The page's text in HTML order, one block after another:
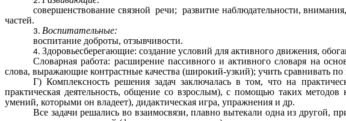
совершенствование связной речи; развитие наблюдательности,
частей.
Воспитательные:
воспитание доброты, отзывчивости.
Здоровьесберегающие: создание условий для активного движения,
Словарная работа: расширение пассивного и активного словаря на
слова, выражающие контрастные качества (широкий-узкий); учить сравнивать
Г) Комплексность решения задач заключалась в том, что на
практическая деятельность, общение со взрослым), с помощью таких
умений, которыми он владеет), дидактическая игра, упражнения и др.
Все задачи решались во взаимосвязи, плавно вытекали одна из другой,